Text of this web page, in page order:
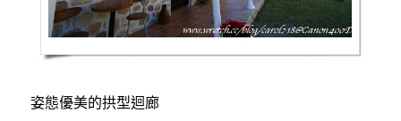
姿態優美的拱型迴廊